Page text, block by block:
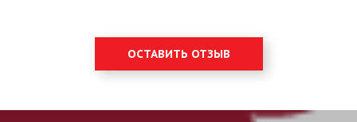
ОСТАВИТЬ ОТЗЫВ